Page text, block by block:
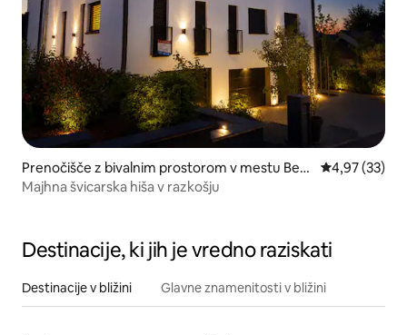
Prenočišče z bivalnim prostorom v mestu Berd
orf
Povprečna
4,97 (33)
Majhna švicarska hiša v razkošju
Destinacije, ki jih je vredno raziskati
Destinacije v bližini Glavne znamenitosti v bližini